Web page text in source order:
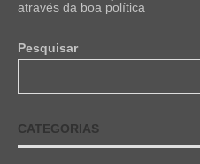
através da boa política
Pesquisar
CATEGORIAS